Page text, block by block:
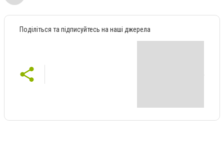
Поділіться та підписуйтесь на наші джерела